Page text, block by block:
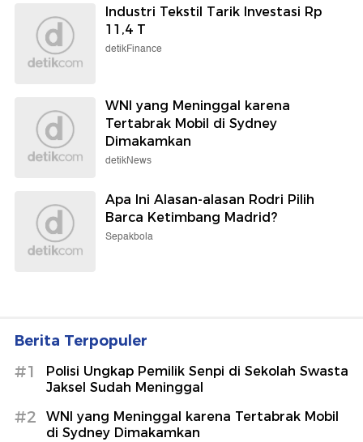
Industri Tekstil Tarik Investasi Rp
11,4 T
detikFinance
WNI yang Meninggal karena
Tertabrak Mobil di Sydney
Dimakamkan
detikNews
Apa Ini Alasan-alasan Rodri Pilih
Barca Ketimbang Madrid?
Sepakbola
Berita Terpopuler
#1
Polisi Ungkap Pemilik Senpi di Sekolah Swasta
Jaksel Sudah Meninggal
#2
WNI yang Meninggal karena Tertabrak Mobil
di Sydney Dimakamkan